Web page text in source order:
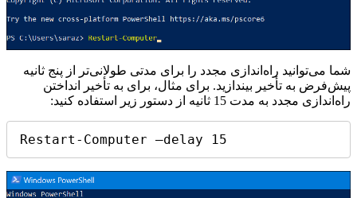
شما می‌توانید راه‌اندازی مجدد را برای مدتی طولانی‌تر از پنج ثانیه
پیش‌فرض به تأخیر بیندازید. برای مثال، برای به تأخیر انداختن
راه‌اندازی مجدد به مدت 15 ثانیه از دستور زیر استفاده کنید:
Restart-Computer –delay 15